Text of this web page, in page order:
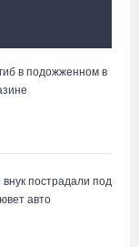
в подожженном в
пострадали под
авто